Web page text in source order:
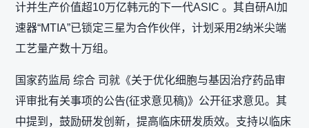
计并生产价值超10万亿韩元的下一代ASIC 。其自研AI加
速器“MTIA”已锁定三星为合作伙伴，计划采用2纳米尖端
工艺量产数十万组。
国家药监局 综合 司就《关于优化细胞与基因治疗药品审
评审批有关事项的公告(征求意见稿)》公开征求意见。其
中提到，鼓励研发创新，提高临床研发质效。支持以临床